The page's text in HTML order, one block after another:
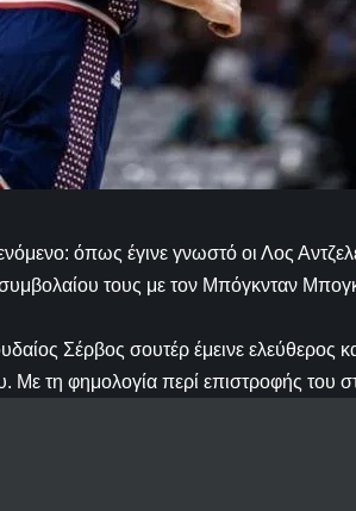
όπως έγινε γνωστό οι Λος
τους με τον Μπόγκνταν
Σέρβος σουτέρ έμεινε ελεύθερος
Με τη φημολογία περί επιστροφής του